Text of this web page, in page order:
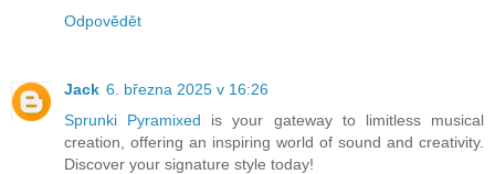
Odpovědět
Jack 6. března 2025 v 16:26
Sprunki Pyramixed is your gateway to limitless musical
creation, offering an inspiring world of sound and creativity.
Discover your signature style today!